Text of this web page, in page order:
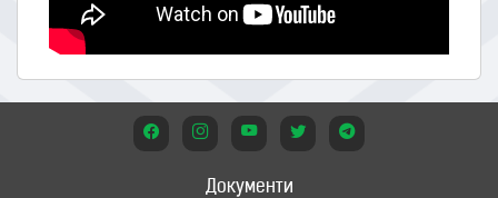
Документи